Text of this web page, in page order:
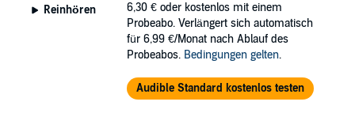
Reinhören 6,30 € oder kostenlos mit einem
Probeabo. Verlängert sich automatisch
für 6,99 €/Monat nach Ablauf des
Probeabos. Bedingungen gelten.
Audible Standard kostenlos testen